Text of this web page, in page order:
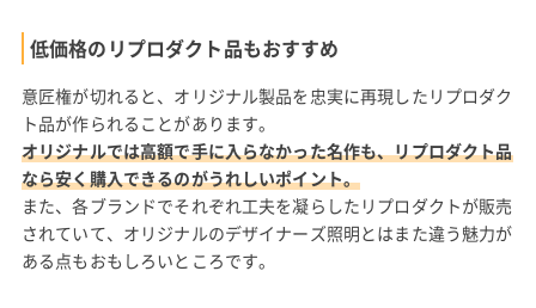
低価格のリプロダクト品もおすすめ
意匠権が切れると、オリジナル製品を忠実に再現したリプロダク
ト品が作られることがあります。
オリジナルでは高額で手に入らなかった名作も、リプロダクト品
なら安く購入できるのがうれしいポイント。
また、各ブランドでそれぞれ工夫を凝らしたリプロダクトが販売
されていて、オリジナルのデザイナーズ照明とはまた違う魅力が
ある点もおもしろいところです。